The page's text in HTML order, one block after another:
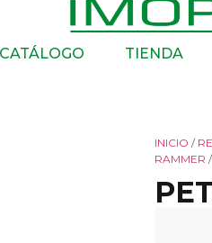
CATÁLOGO TIENDA
INICIO /
RAMMER